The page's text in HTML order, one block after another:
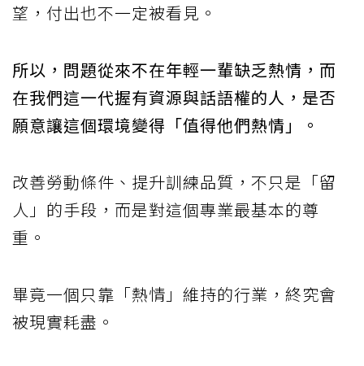
望，付出也不一定被看見。
所以，問題從來不在年輕一輩缺乏熱情，而
在我們這一代握有資源與話語權的人，是否
願意讓這個環境變得「值得他們熱情」。
改善勞動條件、提升訓練品質，不只是「留
人」的手段，而是對這個專業最基本的尊
重。
畢竟一個只靠「熱情」維持的行業，終究會
被現實耗盡。